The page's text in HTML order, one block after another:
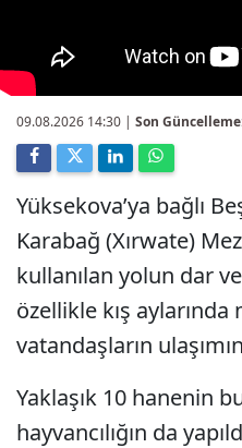
09.08.2026 14:30 | Son
Yüksekova’ya bağlı
Karabağ (Xırwate)
kullanılan yolun dar
özellikle kış
vatandaşların
Yaklaşık 10 hanenin
hayvancılığın da